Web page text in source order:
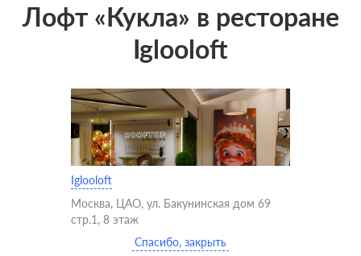
Лофт «Кукла» в ресторане
Iglooloft
Iglooloft
Москва, ЦАО, ул. Бакунинская дом 69
стр.1, 8 этаж
Спасибо, закрыть